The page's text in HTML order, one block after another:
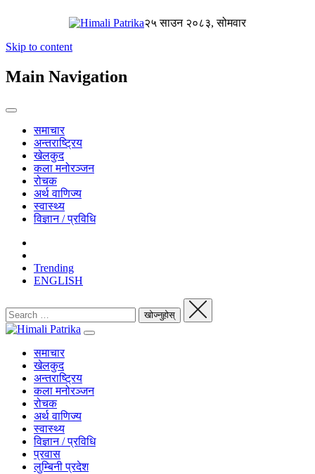
२५ साउन २०८३, सोमवार
Skip to content
Main Navigation
समाचार
अन्तराष्ट्रिय
खेलकुद
कला मनोरञ्जन
रोचक
अर्थ वाणिज्य
स्वास्थ्य
विज्ञान / प्रविधि
Trending
ENGLISH
समाचार
खेलकुद
अन्तराष्ट्रिय
कला मनोरञ्जन
रोचक
अर्थ वाणिज्य
स्वास्थ्य
विज्ञान / प्रविधि
प्रवास
लुम्बिनी प्रदेश